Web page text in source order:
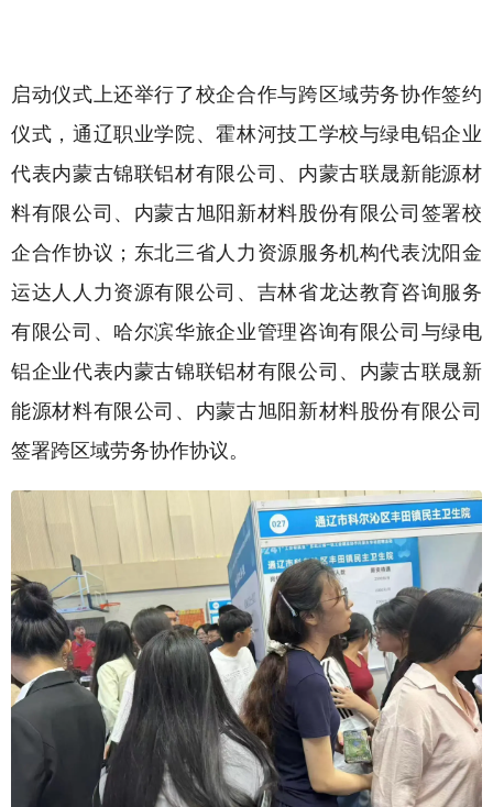
启动仪式上还举行了校企合作与跨区域劳务协作签约
仪式，通辽职业学院、霍林河技工学校与绿电铝企业
代表内蒙古锦联铝材有限公司、内蒙古联晟新能源材
料有限公司、内蒙古旭阳新材料股份有限公司签署校
企合作协议；东北三省人力资源服务机构代表沈阳金
运达人人力资源有限公司、吉林省龙达教育咨询服务
有限公司、哈尔滨华旅企业管理咨询有限公司与绿电
铝企业代表内蒙古锦联铝材有限公司、内蒙古联晟新
能源材料有限公司、内蒙古旭阳新材料股份有限公司
签署跨区域劳务协作协议。